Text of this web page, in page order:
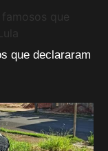
que declararam